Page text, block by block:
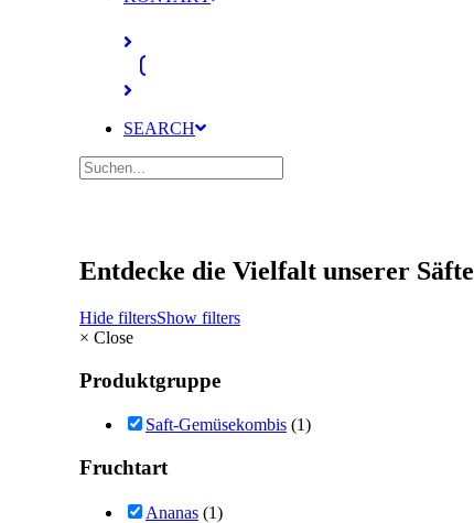
SEARCH
Entdecke die Vielfalt unserer Säfte
Hide filtersShow filters
× Close
Produktgruppe
Saft-Gemüsekombis (1)
Fruchtart
Ananas (1)